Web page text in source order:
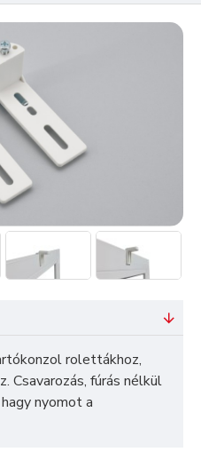
rolettákhoz,
Csavarozás, fúrás nélkül
nyomot a